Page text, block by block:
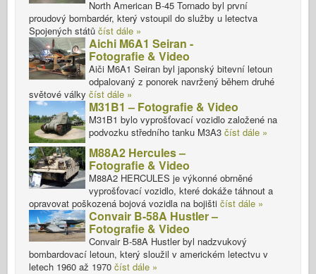
North American B-45 Tornado byl první
proudový bombardér, který vstoupil do služby u letectva
Spojených států číst dále »
Aichi M6A1 Seiran -
Fotografie & Video
Aiči M6A1 Seiran byl japonský bitevní letoun
odpalovaný z ponorek navržený během druhé
světové války číst dále »
M31B1 – Fotografie & Video
M31B1 bylo vyprošťovací vozidlo založené na
podvozku středního tanku M3A3 číst dále »
M88A2 Hercules –
Fotografie & Video
M88A2 HERCULES je výkonné obrněné
vyprošťovací vozidlo, které dokáže táhnout a
opravovat poškozená bojová vozidla na bojišti číst dále »
Convair B-58A Hustler –
Fotografie & Video
Convair B-58A Hustler byl nadzvukový
bombardovací letoun, který sloužil v americkém letectvu v
letech 1960 až 1970 číst dále »